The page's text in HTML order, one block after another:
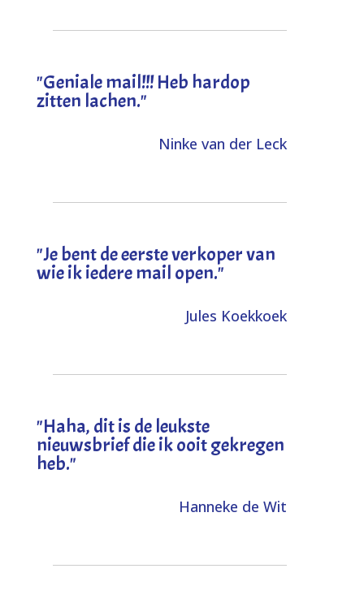
"Geniale mail!!! Heb hardop
zitten lachen."
Ninke van der Leck
"Je bent de eerste verkoper van
wie ik iedere mail open."
Jules Koekkoek
"Haha, dit is de leukste
nieuwsbrief die ik ooit gekregen
heb."
Hanneke de Wit